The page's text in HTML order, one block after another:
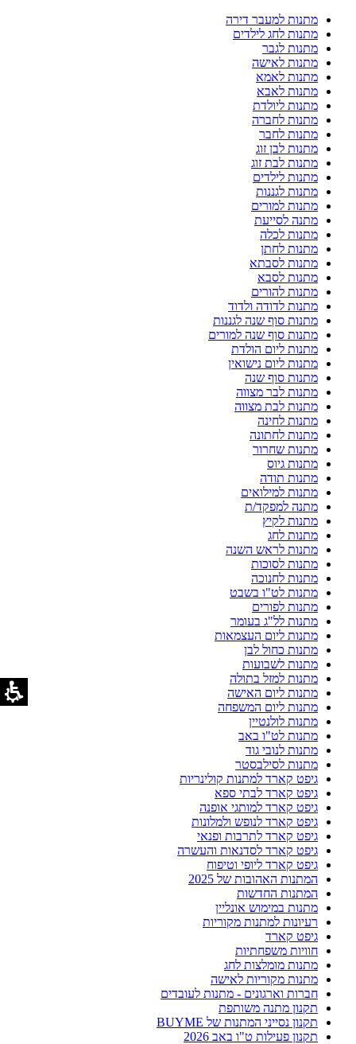
מתנות למעבר דירה
מתנות לחג לילדים
מתנות לגבר
מתנות לאישה
מתנות לאמא
מתנות לאבא
מתנות ליולדת
מתנות לחברה
מתנות לחבר
מתנות לבן זוג
מתנות לבת זוג
מתנות לילדים
מתנות לגננות
מתנות למורים
מתנה לסייעת
מתנות לכלה
מתנות לחתן
מתנות לסבתא
מתנות לסבא
מתנות להורים
מתנות לדודה ולדוד
מתנות סוף שנה לגננות
מתנות סוף שנה למורים
מתנות ליום הולדת
מתנות ליום נישואין
מתנות סוף שנה
מתנות לבר מצווה
מתנות לבת מצווה
מתנות לחינה
מתנות לחתונה
מתנות שחרור
מתנות גיוס
מתנות תודה
מתנות למילואים
מתנה למפקד/ת
מתנות לקיץ
מתנות לחג
מתנות לראש השנה
מתנות לסוכות
מתנות לחנוכה
מתנות לט"ו בשבט
מתנות לפורים
מתנות לל"ג בעומר
מתנות ליום העצמאות
מתנות כחול לבן
מתנות לשבועות
מתנות למזל בתולה
מתנות ליום האישה
מתנות ליום המשפחה
מתנות לולנטיין
מתנות לט"ו באב
מתנות לנובי גוד
מתנות לסילבסטר
גיפט קארד למתנות קולינריות
גיפט קארד לבתי ספא
גיפט קארד למותגי אופנה
גיפט קארד לנופש ולמלונות
גיפט קארד לתרבות ופנאי
גיפט קארד לסדנאות והעשרה
גיפט קארד ליופי וטיפוח
המתנות האהובות של 2025
המתנות החדשות
מתנות במימוש אונליין
רעיונות למתנות מקוריות
גיפט קארד
חוויות משפחתיות
מתנות מומלצות לחג
מתנות מקוריות לאישה
חברות וארגונים - מתנות לעובדים
תקנון מתנה משותפת
תקנון נסייני המתנות של BUYME
תקנון פעילות ט"ו באב 2026